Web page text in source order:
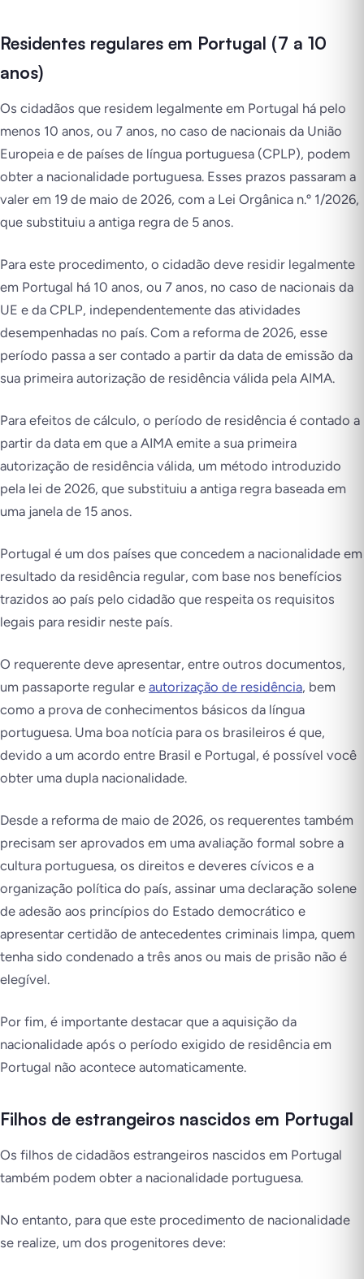
Residentes regulares em Portugal (7 a 10
anos)
Os cidadãos que residem legalmente em Portugal há pelo
menos 10 anos, ou 7 anos, no caso de nacionais da União
Europeia e de países de língua portuguesa (CPLP), podem
obter a nacionalidade portuguesa. Esses prazos passaram a
valer em 19 de maio de 2026, com a Lei Orgânica n.º 1/2026,
que substituiu a antiga regra de 5 anos.
Para este procedimento, o cidadão deve residir legalmente
em Portugal há 10 anos, ou 7 anos, no caso de nacionais da
UE e da CPLP, independentemente das atividades
desempenhadas no país. Com a reforma de 2026, esse
período passa a ser contado a partir da data de emissão da
sua primeira autorização de residência válida pela AIMA.
Para efeitos de cálculo, o período de residência é contado a
partir da data em que a AIMA emite a sua primeira
autorização de residência válida, um método introduzido
pela lei de 2026, que substituiu a antiga regra baseada em
uma janela de 15 anos.
Portugal é um dos países que concedem a nacionalidade em
resultado da residência regular, com base nos benefícios
trazidos ao país pelo cidadão que respeita os requisitos
legais para residir neste país.
O requerente deve apresentar, entre outros documentos,
um passaporte regular e autorização de residência, bem
como a prova de conhecimentos básicos da língua
portuguesa. Uma boa notícia para os brasileiros é que,
devido a um acordo entre Brasil e Portugal, é possível você
obter uma dupla nacionalidade.
Desde a reforma de maio de 2026, os requerentes também
precisam ser aprovados em uma avaliação formal sobre a
cultura portuguesa, os direitos e deveres cívicos e a
organização política do país, assinar uma declaração solene
de adesão aos princípios do Estado democrático e
apresentar certidão de antecedentes criminais limpa, quem
tenha sido condenado a três anos ou mais de prisão não é
elegível.
Por fim, é importante destacar que a aquisição da
nacionalidade após o período exigido de residência em
Portugal não acontece automaticamente.
Filhos de estrangeiros nascidos em Portugal
Os filhos de cidadãos estrangeiros nascidos em Portugal
também podem obter a nacionalidade portuguesa.
No entanto, para que este procedimento de nacionalidade
se realize, um dos progenitores deve: